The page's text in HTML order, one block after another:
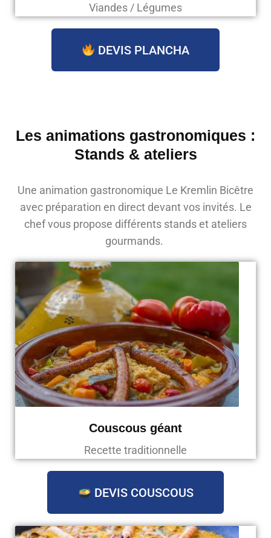
Viandes / Légumes
DEVIS PLANCHA
Les animations gastronomiques :
Stands & ateliers
Une animation gastronomique Le Kremlin Bicêtre
avec préparation en direct devant vos invités. Le
chef vous propose différents stands et ateliers
gourmands.
Couscous géant
Recette traditionnelle
DEVIS COUSCOUS